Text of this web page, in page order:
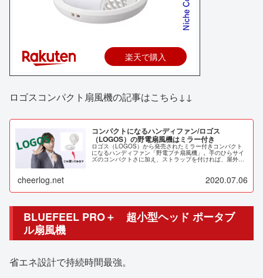
楽天で購入
ロゴスコンパクト扇風機の記事はこちら↓↓
コンパクトになるハンディファン/ロゴス
（LOGOS）の野電扇風機はミラー付き
ロゴス（LOGOS）から発売されたミラー付きコンパクト
になるハンディファン「野電プチ扇風機」。手のひらサイ
ズのコンパクトさに加え、ストラップを付ければ、屋外で
cheerlog.net 2020.07.06
BLUEFEEL PRO＋ 超小型ヘッド ポータブ
ル扇風機
省エネ設計で持続時間最強。